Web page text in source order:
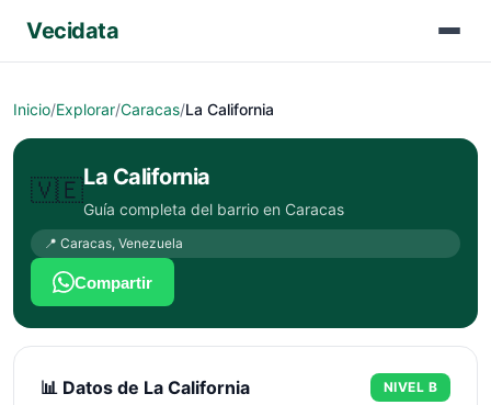
Vecidata
Inicio/Explorar/Caracas/La California
🇻🇪La California
Guía completa del barrio en Caracas
📍 Caracas, Venezuela
Compartir
📊 Datos de La California NIVEL B